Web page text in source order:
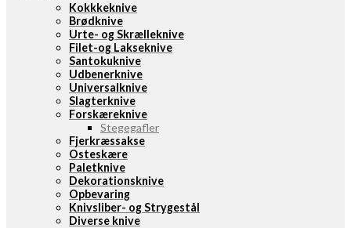
Kokkkeknive
Brødknive
Urte- og Skrælleknive
Filet-og Lakseknive
Santokuknive
Udbenerknive
Universalknive
Slagterknive
Forskæreknive
Stegegafler
Fjerkræssakse
Osteskære
Paletknive
Dekorationsknive
Opbevaring
Knivsliber- og Strygestål
Diverse knive